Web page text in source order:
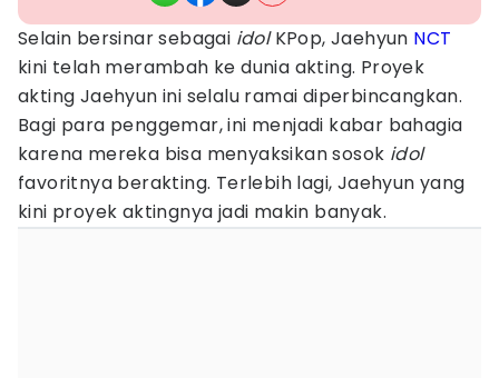
Selain bersinar sebagai idolKPop, Jaehyun NCT
kini telah merambah ke dunia akting. Proyek
akting Jaehyun ini selalu ramai diperbincangkan.
Bagi para penggemar, ini menjadi kabar bahagia
karena mereka bisa menyaksikan sosok idol
favoritnya berakting. Terlebih lagi, Jaehyun yang
kini proyek aktingnya jadi makin banyak.